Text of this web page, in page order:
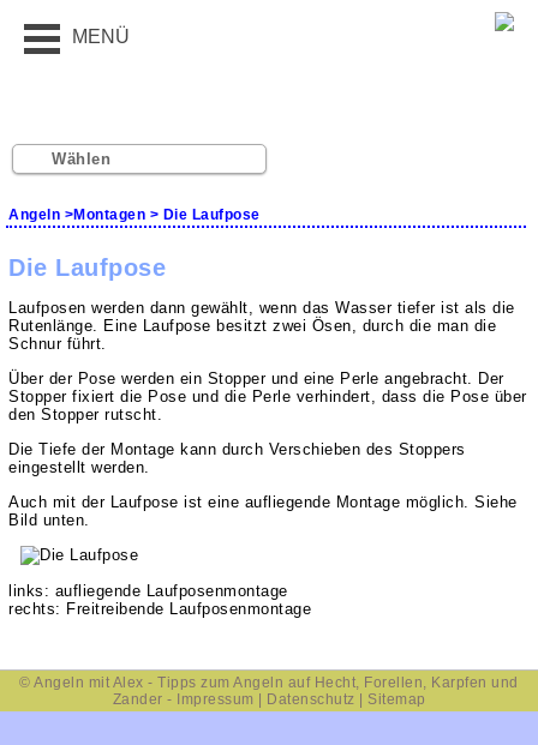
MENÜ
Wählen
Angeln >Montagen > Die Laufpose
Die Laufpose
Laufposen werden dann gewählt, wenn das Wasser tiefer ist als die
Rutenlänge. Eine Laufpose besitzt zwei Ösen, durch die man die
Schnur führt.
Über der Pose werden ein Stopper und eine Perle angebracht. Der
Stopper fixiert die Pose und die Perle verhindert, dass die Pose über
den Stopper rutscht.
Die Tiefe der Montage kann durch Verschieben des Stoppers
eingestellt werden.
Auch mit der Laufpose ist eine aufliegende Montage möglich. Siehe
Bild unten.
links: aufliegende Laufposenmontage
rechts: Freitreibende Laufposenmontage
©Angeln mit Alex - Tipps zum Angeln auf Hecht, Forellen, Karpfen und
Zander - Impressum Datenschutz Sitemap